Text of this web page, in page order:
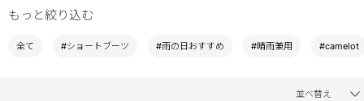
もっと絞り込む
全て #ショートブーツ #雨の日おすすめ #晴雨兼用 #camelot
並べ替え